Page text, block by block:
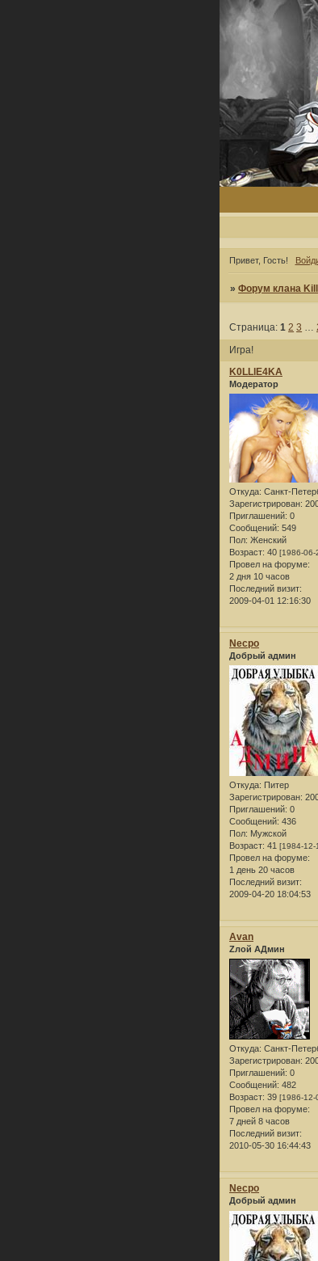
Привет, Гость!
»Форум клана
Игра!
Страница:1 2 3
K0LLlE4KA
Модератор
Откуда: Санкт-
Зарегистрирован:
Приглашений: 0
Сообщений: 549
Пол: Женский
Возраст: 40 [1986-06-
Провел на форуме:
2 дня 10 часов
Последний визит:
2009-04-01 12:16:30
Necpo
Добрый админ
Откуда: Питер
Зарегистрирован:
Приглашений: 0
Сообщений: 436
Пол: Мужской
Возраст: 41 [1984-12-
Провел на форуме:
1 день 20 часов
Последний визит:
2009-04-20 18:04:53
Avan
Zлой АДмин
Откуда: Санкт-
Зарегистрирован:
Приглашений: 0
Сообщений: 482
Возраст: 39 [1986-12-
Провел на форуме:
7 дней 8 часов
Последний визит:
2010-05-30 16:44:43
Necpo
Добрый админ